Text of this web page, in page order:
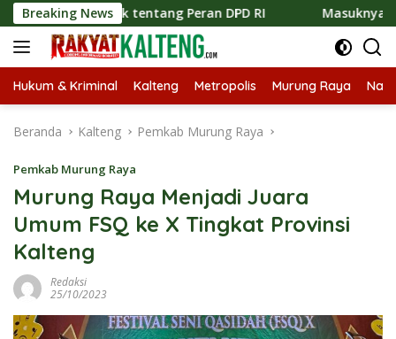
Langsung
ke
konten
Breaking News
tentang Peran DPD RI Masuknya Musim
Hukum & Kriminal Kalteng Metropolis Murung Raya
Beranda Kalteng Pemkab Murung Raya
Pemkab Murung Raya
Murung Raya Menjadi Juara
Umum FSQ ke X Tingkat Provinsi
Kalteng
Redaksi
25/10/2023